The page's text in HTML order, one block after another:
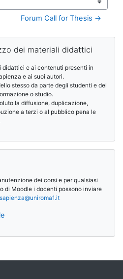
Forum Call for Thesis →
dei materiali didattici
e ai contenuti presenti in
e ai suoi autori.
stesso da parte degli studenti e del
o studio.
la diffusione, duplicazione,
a terzi o al pubblico pena le
dei corsi e per qualsiasi
di Moodle i docenti possono inviare
uniroma1.it